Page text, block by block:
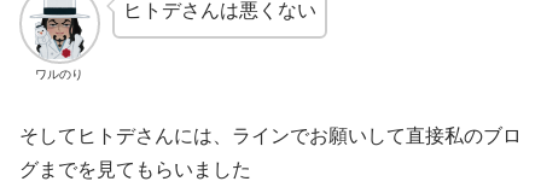
ワルのり
ヒトデさんは悪くない
そしてヒトデさんには、ラインでお願いして直接私のブロ
グまでを見てもらいました